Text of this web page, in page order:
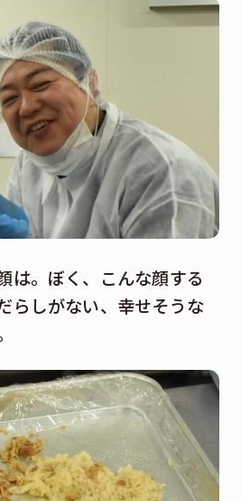
は。ぼく、こんな顔する
らしがない、幸せそうな